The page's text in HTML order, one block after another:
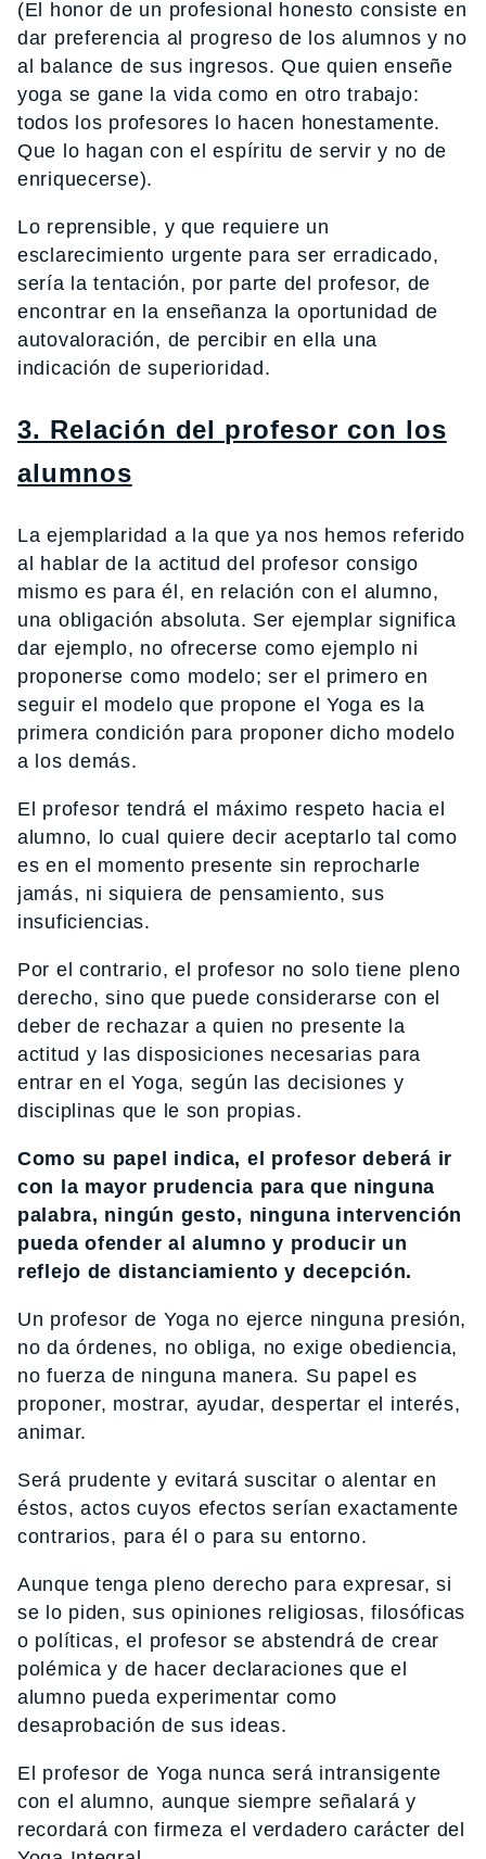
(El honor de un profesional honesto consiste en
dar preferencia al progreso de los alumnos y no
al balance de sus ingresos. Que quien enseñe
yoga se gane la vida como en otro trabajo:
todos los profesores lo hacen honestamente.
Que lo hagan con el espíritu de servir y no de
enriquecerse).
Lo reprensible, y que requiere un
esclarecimiento urgente para ser erradicado,
sería la tentación, por parte del profesor, de
encontrar en la enseñanza la oportunidad de
autovaloración, de percibir en ella una
indicación de superioridad.
3. Relación del profesor con los
alumnos
La ejemplaridad a la que ya nos hemos referido
al hablar de la actitud del profesor consigo
mismo es para él, en relación con el alumno,
una obligación absoluta. Ser ejemplar significa
dar ejemplo, no ofrecerse como ejemplo ni
proponerse como modelo; ser el primero en
seguir el modelo que propone el Yoga es la
primera condición para proponer dicho modelo
a los demás.
El profesor tendrá el máximo respeto hacia el
alumno, lo cual quiere decir aceptarlo tal como
es en el momento presente sin reprocharle
jamás, ni siquiera de pensamiento, sus
insuficiencias.
Por el contrario, el profesor no solo tiene pleno
derecho, sino que puede considerarse con el
deber de rechazar a quien no presente la
actitud y las disposiciones necesarias para
entrar en el Yoga, según las decisiones y
disciplinas que le son propias.
Como su papel indica, el profesor deberá ir
con la mayor prudencia para que ninguna
palabra, ningún gesto, ninguna intervención
pueda ofender al alumno y producir un
reflejo de distanciamiento y decepción.
Un profesor de Yoga no ejerce ninguna presión,
no da órdenes, no obliga, no exige obediencia,
no fuerza de ninguna manera. Su papel es
proponer, mostrar, ayudar, despertar el interés,
animar.
Será prudente y evitará suscitar o alentar en
éstos, actos cuyos efectos serían exactamente
contrarios, para él o para su entorno.
Aunque tenga pleno derecho para expresar, si
se lo piden, sus opiniones religiosas, filosóficas
o políticas, el profesor se abstendrá de crear
polémica y de hacer declaraciones que el
alumno pueda experimentar como
desaprobación de sus ideas.
El profesor de Yoga nunca será intransigente
con el alumno, aunque siempre señalará y
recordará con firmeza el verdadero carácter del